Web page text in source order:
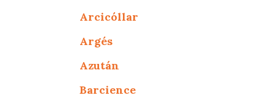
Arcicóllar
Argés
Azután
Barcience